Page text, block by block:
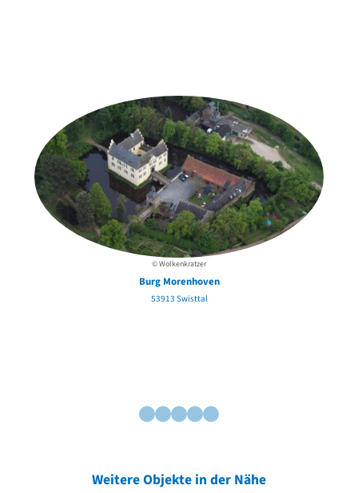
© Wolkenkratzer
Burg Morenhoven
53913 Swisttal
Weitere Objekte in der Nähe